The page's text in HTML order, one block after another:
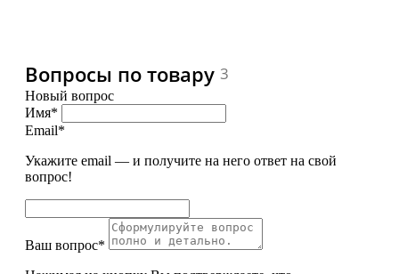
Вопросы по товару 3
Новый вопрос
Имя*
Email*
Укажите email — и получите на него ответ на свой
вопрос!
Ваш вопрос*